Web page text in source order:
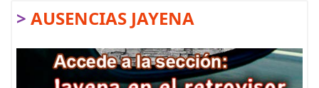
> AUSENCIAS JAYENA